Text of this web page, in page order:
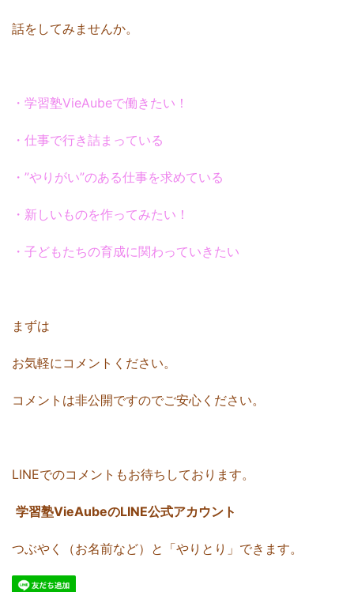
話をしてみませんか。
・学習塾VieAubeで働きたい！
・仕事で行き詰まっている
・”やりがい”のある仕事を求めている
・新しいものを作ってみたい！
・子どもたちの育成に関わっていきたい
まずは
お気軽にコメントください。
コメントは非公開ですのでご安心ください。
LINEでのコメントもお待ちしております。
学習塾VieAubeのLINE公式アカウント
つぶやく（お名前など）と「やりとり」できます。